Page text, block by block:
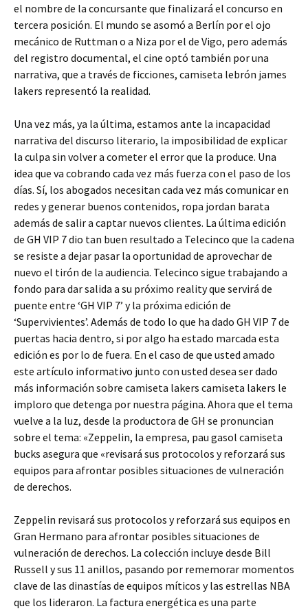
el nombre de la concursante que finalizará el concurso en
tercera posición. El mundo se asomó a Berlín por el ojo
mecánico de Ruttman o a Niza por el de Vigo, pero además
del registro documental, el cine optó también por una
narrativa, que a través de ficciones, camiseta lebrón james
lakers representó la realidad.
Una vez más, ya la última, estamos ante la incapacidad
narrativa del discurso literario, la imposibilidad de explicar
la culpa sin volver a cometer el error que la produce. Una
idea que va cobrando cada vez más fuerza con el paso de los
días. Sí, los abogados necesitan cada vez más comunicar en
redes y generar buenos contenidos, ropa jordan barata
además de salir a captar nuevos clientes. La última edición
de GH VIP 7 dio tan buen resultado a Telecinco que la cadena
se resiste a dejar pasar la oportunidad de aprovechar de
nuevo el tirón de la audiencia. Telecinco sigue trabajando a
fondo para dar salida a su próximo reality que servirá de
puente entre ‘GH VIP 7’ y la próxima edición de
‘Supervivientes’. Además de todo lo que ha dado GH VIP 7 de
puertas hacia dentro, si por algo ha estado marcada esta
edición es por lo de fuera. En el caso de que usted amado
este artículo informativo junto con usted desea ser dado
más información sobre camiseta lakers camiseta lakers le
imploro que detenga por nuestra página. Ahora que el tema
vuelve a la luz, desde la productora de GH se pronuncian
sobre el tema: «Zeppelin, la empresa, pau gasol camiseta
bucks asegura que «revisará sus protocolos y reforzará sus
equipos para afrontar posibles situaciones de vulneración
de derechos.
Zeppelin revisará sus protocolos y reforzará sus equipos en
Gran Hermano para afrontar posibles situaciones de
vulneración de derechos. La colección incluye desde Bill
Russell y sus 11 anillos, pasando por rememorar momentos
clave de las dinastías de equipos míticos y las estrellas NBA
que los lideraron. La factura energética es una parte